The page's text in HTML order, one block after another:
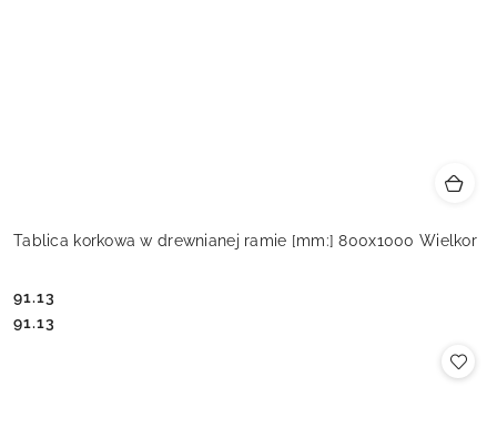
Tablica korkowa w drewnianej ramie [mm:] 800x1000 Wielkor
Cena:
91.13
Cena:
91.13